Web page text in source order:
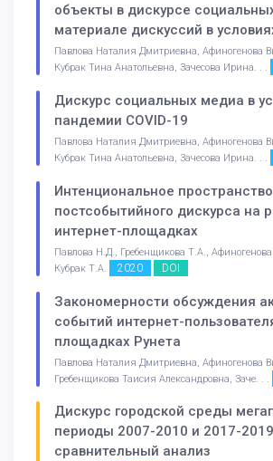
объекты в дискурсе
материале дискуссий в
Павлова Наталия Дмитриевна, Афиногенова
Кубрак Тина Анатольевна, Зачесова Ирина. . .
Дискурс социальных медиа в
пандемии COVID-19
Павлова Наталия Дмитриевна, Афиногенова
Кубрак Тина Анатольевна, Зачесова Ирина. . .
Интенциональное пространство
постсобытийного дискурса на
интернет-площадках
Павлова Н.Д., Гребенщикова Т.А.,
Кубрак Т.А.
2020 DOI
Закономерности обсуждения
событий интернет-
площадках Рунета
Павлова Наталия Дмитриевна, Афиногенова
Гребенщикова Таисия Александровна, Заче. . .
Дискурс городской среды
периоды 2007-2010 и 2017-2019
сравнительный анализ